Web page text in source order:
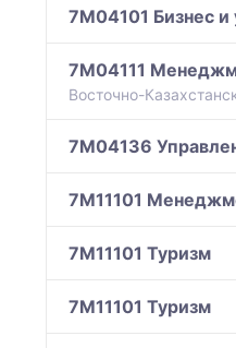
7M04101 Бизнес
7M04111
Восточно-
7M04136
7M11101
7M11101 Туризм
7M11101 Туризм